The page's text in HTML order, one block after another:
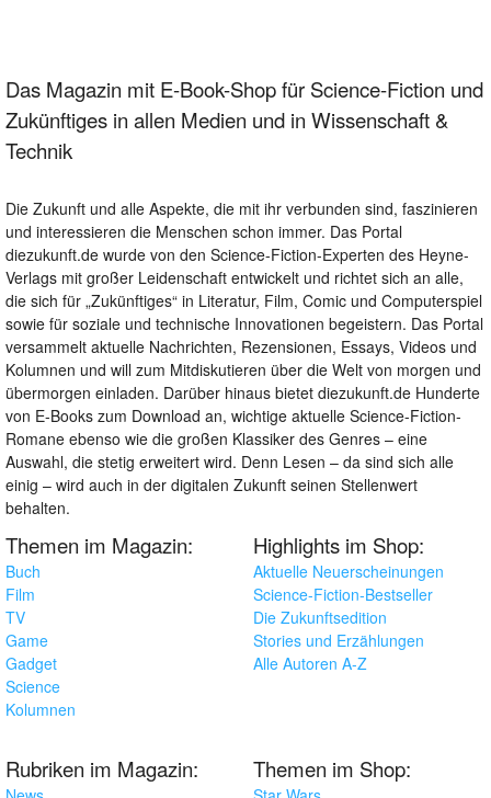
Das Magazin mit E-Book-Shop für Science-Fiction und
Zukünftiges in allen Medien und in Wissenschaft &
Technik
Die Zukunft und alle Aspekte, die mit ihr verbunden sind, faszinieren
und interessieren die Menschen schon immer. Das Portal
diezukunft.de wurde von den Science-Fiction-Experten des Heyne-
Verlags mit großer Leidenschaft entwickelt und richtet sich an alle,
die sich für „Zukünftiges“ in Literatur, Film, Comic und Computerspiel
sowie für soziale und technische Innovationen begeistern. Das Portal
versammelt aktuelle Nachrichten, Rezensionen, Essays, Videos und
Kolumnen und will zum Mitdiskutieren über die Welt von morgen und
übermorgen einladen. Darüber hinaus bietet diezukunft.de Hunderte
von E-Books zum Download an, wichtige aktuelle Science-Fiction-
Romane ebenso wie die großen Klassiker des Genres – eine
Auswahl, die stetig erweitert wird. Denn Lesen – da sind sich alle
einig – wird auch in der digitalen Zukunft seinen Stellenwert
behalten.
Themen im Magazin:
Buch
Film
TV
Game
Gadget
Science
Kolumnen
Highlights im Shop:
Aktuelle Neuerscheinungen
Science-Fiction-Bestseller
Die Zukunftsedition
Stories und Erzählungen
Alle Autoren A-Z
Rubriken im Magazin: Themen im Shop: